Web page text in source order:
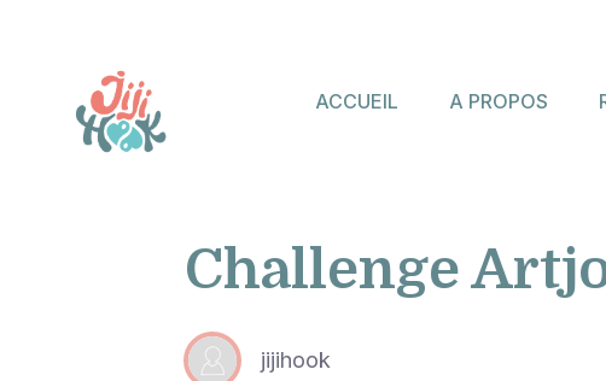
ACCUEIL A PROPOS
Challenge
jijihook